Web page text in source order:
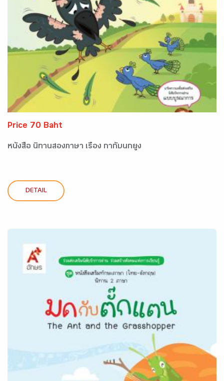
Price 70 Baht
หนังสือ นิทานสองภาษา เรื่อง กากับนกยูง
DETAIL